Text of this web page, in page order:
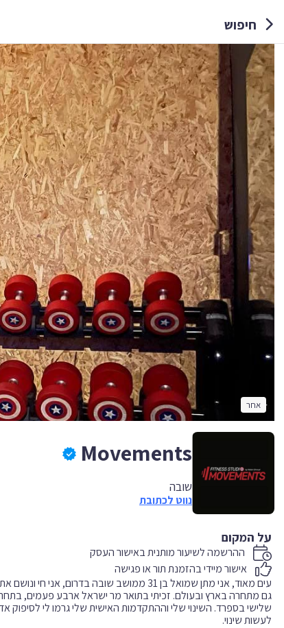
חיפוש
אחר
Movements
שובה
נווט לכתובת
על המקום
ההרשמה לשיעור מותנית באישור העסק
אישור מיידי בהזמנת תור או פגישה
גם מתחרה בארץ ובעולם. זכיתי בתואר מר ישראל ארבע פעמים,
שלישי בספרד. השינוי שלי וההתקדמות האישית שלי גרמו לי לסיפוק
לעשות שינוי.